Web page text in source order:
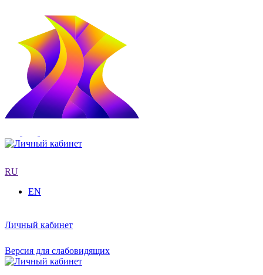
RU
EN
Личный кабинет
Версия для слабовидящих